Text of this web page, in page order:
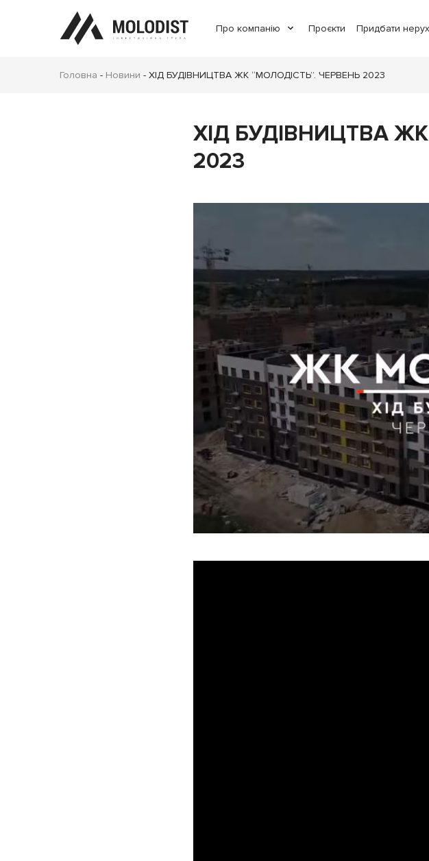
Про компанію Проєкти Придбати
Головна - Новини - ХІД БУДІВНИЦТВА ЖК “МОЛОДІСТЬ”. ЧЕРВЕНЬ 2023
ХІД БУДІВНИЦТВА
2023